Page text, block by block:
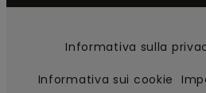
Informativa sulla
Informativa sui cookie